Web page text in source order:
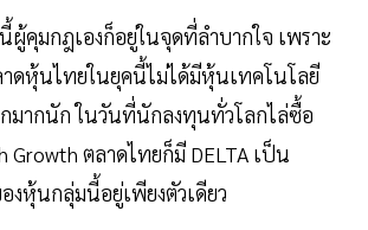
คุมกฎเองก็อยู่ในจุดที่ลำบากใจ เพราะ
าดหุ้นไทยในยุคนี้ไม่ได้มีหุ้นเทคโนโลยี
มากนัก ในวันที่นักลงทุนทั่วโลกไล่ซื้อ
Growth ตลาดไทยก็มี DELTA เป็น
หุ้นกลุ่มนี้อยู่เพียงตัวเดียว